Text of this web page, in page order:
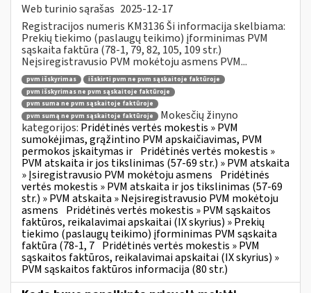
Web turinio sąrašas 2025-12-17
Registracijos numeris KM3136 Ši informacija skelbiama:
Prekių tiekimo (paslaugų teikimo) įforminimas PVM
sąskaita faktūra (78-1, 79, 82, 105, 109 str.)
Neįsiregistravusio PVM mokėtoju asmens PVM...
pvm išskyrimas
išskirti pvm ne pvm sąskaitoje faktūroje
pvm išskyrimas ne pvm sąskaitoje faktūroje
pvm suma ne pvm sąskaitoje faktūroje
pvm sumą ne pvm sąskaitoje faktūroje
Mokesčių žinyno
kategorijos: Pridėtinės vertės mokestis » PVM
sumokėjimas, grąžintino PVM apskaičiavimas, PVM
permokos įskaitymas ir Pridėtinės vertės mokestis »
PVM atskaita ir jos tikslinimas (57-69 str.) » PVM atskaita
» Įsiregistravusio PVM mokėtoju asmens Pridėtinės
vertės mokestis » PVM atskaita ir jos tikslinimas (57-69
str.) » PVM atskaita » Neįsiregistravusio PVM mokėtoju
asmens Pridėtinės vertės mokestis » PVM sąskaitos
faktūros, reikalavimai apskaitai (IX skyrius) » Prekių
tiekimo (paslaugų teikimo) įforminimas PVM sąskaita
faktūra (78-1, 7 Pridėtinės vertės mokestis » PVM
sąskaitos faktūros, reikalavimai apskaitai (IX skyrius) »
PVM sąskaitos faktūros informacija (80 str.)